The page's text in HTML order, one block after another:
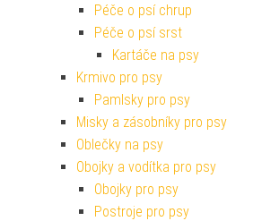
Péče o psí chrup
Péče o psí srst
Kartáče na psy
Krmivo pro psy
Pamlsky pro psy
Misky a zásobníky pro psy
Oblečky na psy
Obojky a vodítka pro psy
Obojky pro psy
Postroje pro psy